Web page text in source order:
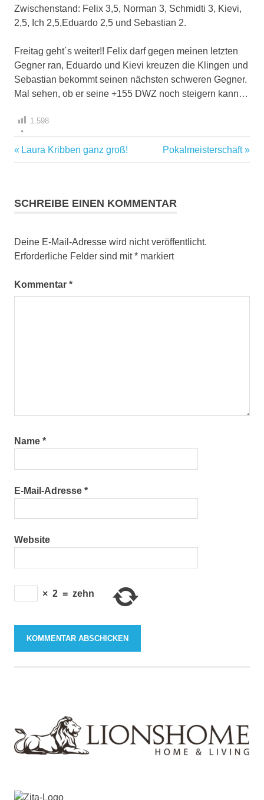
Zwischenstand: Felix 3,5, Norman 3, Schmidti 3, Kievi,
2,5, Ich 2,5,Eduardo 2,5 und Sebastian 2.
Freitag geht´s weiter!! Felix darf gegen meinen letzten
Gegner ran, Eduardo und Kievi kreuzen die Klingen und
Sebastian bekommt seinen nächsten schweren Gegner.
Mal sehen, ob er seine +155 DWZ noch steigern kann…
1.598
Beitragsnavigation
Vorheriger
Beitrag:
Laura Kribben ganz groß!
Nächster
Beitrag:
Pokalmeisterschaft
SCHREIBE EINEN KOMMENTAR
Deine E-Mail-Adresse wird nicht veröffentlicht.
Erforderliche Felder sind mit* markiert
Kommentar *
Name *
E-Mail-Adresse *
Website
× 2 = zehn